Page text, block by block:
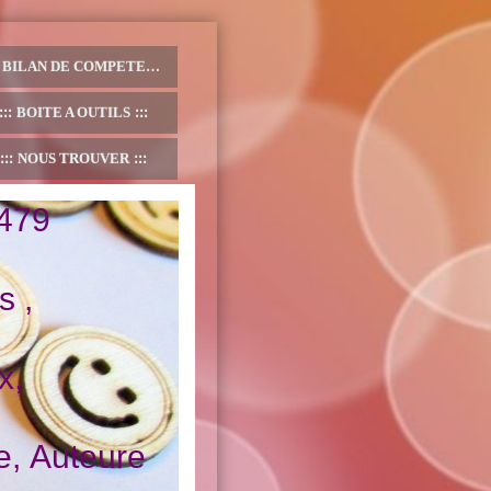
BILAN DE COMPETENCES
BOITE A OUTILS
NOUS TROUVER
,
Auteure